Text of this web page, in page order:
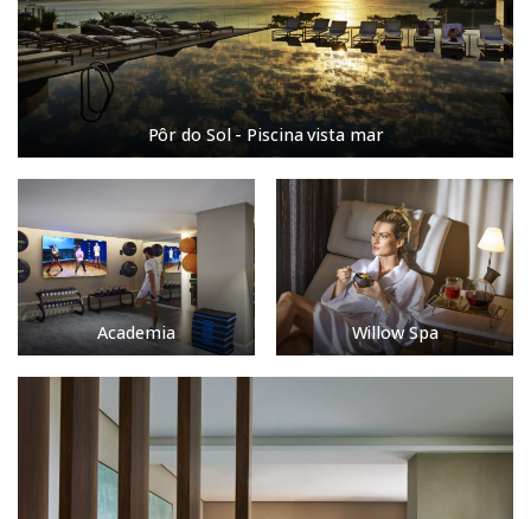
Pôr do Sol - Piscina vista mar
Academia Willow Spa